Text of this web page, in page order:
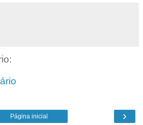
›
Página inicial